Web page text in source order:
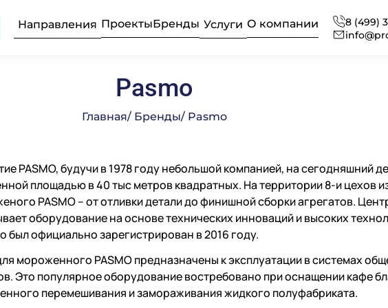
Направления ПроектыБренды Услуги О компании
8 (499)
Профессиональная
Подробнее
Комплексное
Подробнее
Консалтинг
Подробнее
Поставка
частей
Подробнее
Химия
Подробнее
Оборудование
профессиональной
Подробнее
Pasmo
Главная/ Бренды/ Pasmo
PASMO, будучи в 1978 году небольшой компанией, на сегодняшний
площадью в 40 тыс метров квадратных. На территории 8-и цехов
PASMO – от отливки детали до финишной сборки агрегатов.
оборудование на основе технических инноваций и высоких
был официально зарегистрирован в 2016 году.
мороженного PASMO предназначены к эксплуатации в системах
Это популярное оборудование востребовано при оснащении кафе
перемешивания и замораживания жидкого полуфабриката.